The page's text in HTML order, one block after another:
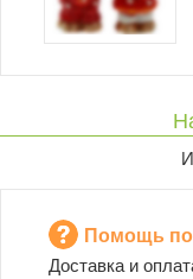
Помощь
Доставка и